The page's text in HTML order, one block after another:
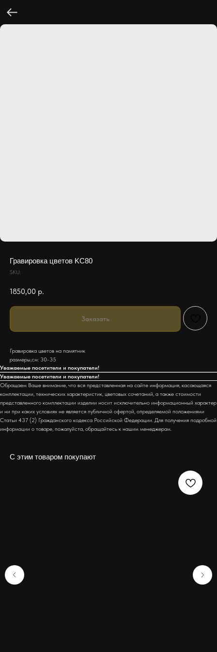
Гравировка цветов KC80
SKU:
1850,00 р.
Заказать
Гравировка цветов на памятник
размеры,см: 30-35
Уважаемые посетители и покупатели!
Уважаемые посетители и покупатели!
Обращаем Ваше внимание, что вся представленная на сайте информация, касающаяся
комплектации, технических характеристик, цветовых сочетаний, а также стоимости
представленного комплектации изделии носит исключительно информационный характер
и ни при каких условиях не является публичной офертой, определяемой положениями
Статьи 437 (2) Гражданского кодекса Российской Федерации. Для получения подробной
информации о товаре, пожалуйста, обращайтесь к нашим менеджерам.
С этим товаром покупают